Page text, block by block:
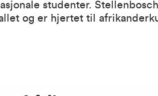
studenter.
og er hjertet til